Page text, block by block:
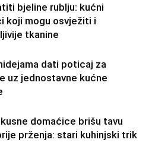
bjeline rublju: kućni
koji mogu osvježiti i
tkanine
dati poticaj za
uz jednostavne kućne
domaćice brišu tavu
prženja: stari kuhinjski trik